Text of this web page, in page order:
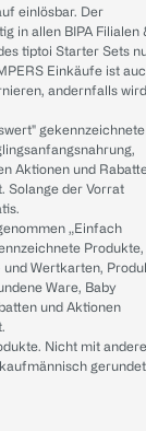
einlösbar. Der
in allen BIPA Filialen
tiptoi Starter Sets
Einkäufe ist
andernfalls wird
gekennzeichnete
Aktionen und
Solange der Vorrat
„Einfach
Produkte,
Wertkarten,
Ware, Baby
und Aktionen
Nicht mit